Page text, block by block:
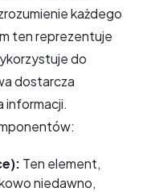
każdego
ten reprezentuje
do
dostarcza
informacji.
Ten element,
niedawno,